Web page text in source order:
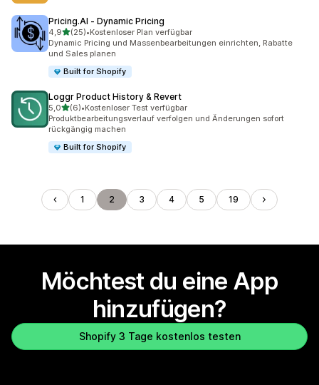
Pricing.AI ‑ Dynamic Pricing
4,9von 5 Sternen
(25)
25 Rezensionen insgesamt
•Kostenloser Plan verfügbar
Dynamic Pricing und Massenbearbeitungen einrichten, Rabatte
und Sales planen
Built for Shopify
Loggr Product History & Revert
5,0von 5 Sternen
(6)
6 Rezensionen insgesamt
•Kostenloser Test verfügbar
Produktbearbeitungsverlauf verfolgen und Änderungen sofort
rückgängig machen
Built for Shopify
1 2 3 4 5 19
Möchtest du eine App
hinzufügen?
Shopify 3 Tage kostenlos testen